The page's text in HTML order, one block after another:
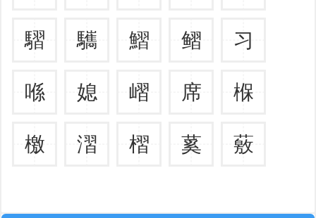
騽 驨 鰼 鳛 习
喺 媳 嶍 席 椺
檄 漝 槢 蒵 薂